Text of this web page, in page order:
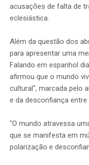
acusações de falta de
eclesiástica.
Além da questão dos
para apresentar uma
Falando em espanhol
afirmou que o mundo
cultural", marcada pelo
e da desconfiança
"O mundo atravessa
que se manifesta em
polarização e